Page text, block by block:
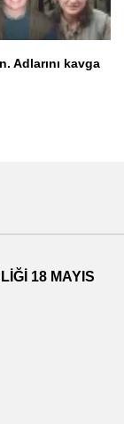
Adlarını kavga
18 MAYIS